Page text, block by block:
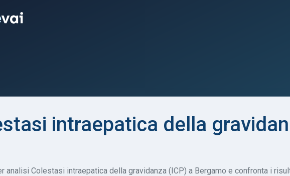
intraepatica della
analisi Colestasi intraepatica della gravidanza (ICP) a Bergamo e confronta i